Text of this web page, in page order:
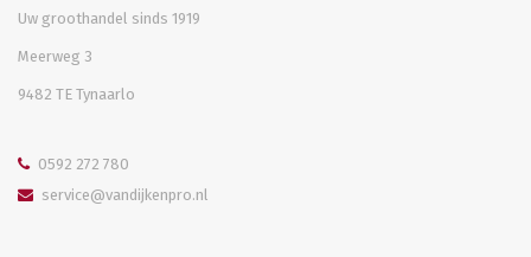
Uw groothandel sinds 1919
Meerweg 3
9482 TE Tynaarlo
0592 272 780
service@vandijkenpro.nl